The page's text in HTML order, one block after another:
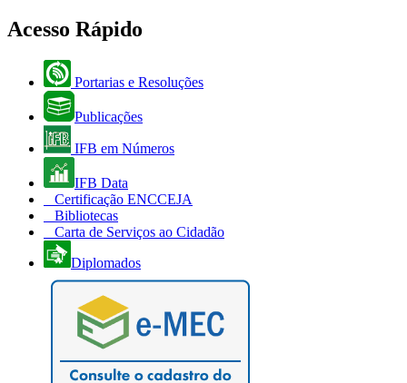
Acesso Rápido
Portarias e Resoluções
Publicações
IFB em Números
IFB Data
Certificação ENCCEJA
Bibliotecas
Carta de Serviços ao Cidadão
Diplomados